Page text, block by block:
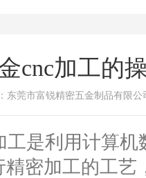
cnc加工的
东莞市富锐精密五金制品有限公
是利用计算机
密加工的工